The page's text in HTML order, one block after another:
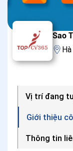
Sao
Vị trí đang
Giới thiệu
Thông tin